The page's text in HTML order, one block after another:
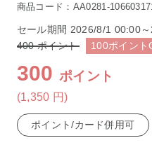
商品コード：AA0281-
セール期間 2026/8/1 00:00
400ポイント 100ポイント
300ポイント
(1,350 円)
ポイント/カード併用可